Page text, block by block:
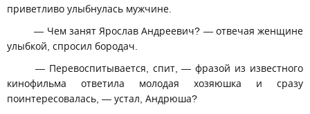
приветливо улыбнулась мужчине.
— Чем занят Ярослав Андреевич? — отвечая женщине
улыбкой, спросил бородач.
— Перевоспитывается, спит, — фразой из известного
кинофильма ответила молодая хозяюшка и сразу
поинтересовалась, — устал, Андрюша?